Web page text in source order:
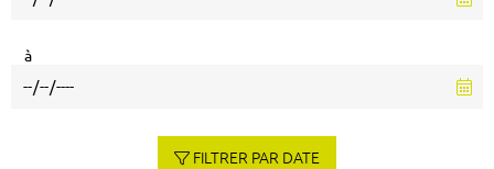
à
FILTRER PAR DATE